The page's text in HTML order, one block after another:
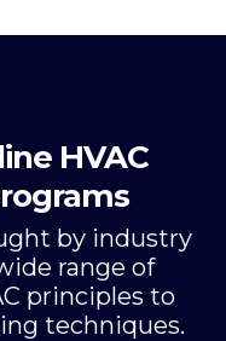
HVAC
by industry
range of
principles to
techniques.